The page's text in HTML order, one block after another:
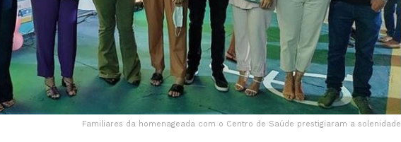
Familiares da homenageada com o Centro de Saúde prestigiaram a solenidade